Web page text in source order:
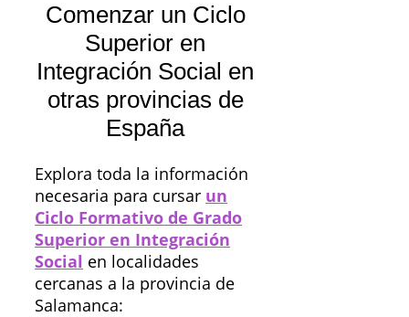
Comenzar un Ciclo
Superior en
Integración Social en
otras provincias de
España
Explora toda la información
necesaria para cursar un
Ciclo Formativo de Grado
Superior en Integración
Social en localidades
cercanas a la provincia de
Salamanca: